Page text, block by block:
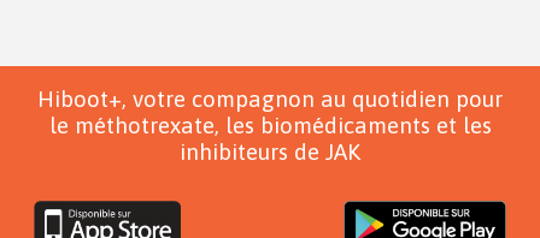
Hiboot+, votre compagnon au quotidien pour
le méthotrexate, les biomédicaments et les
inhibiteurs de JAK